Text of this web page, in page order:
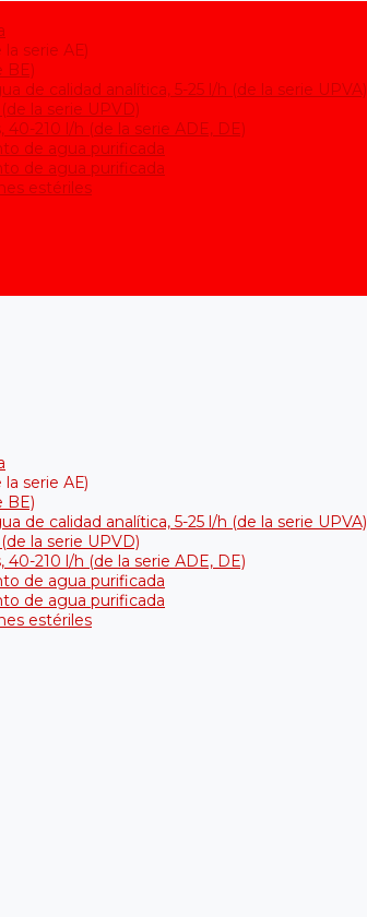
la serie АЕ)
BE)
de calidad analítica, 5-25 l/h (de la serie UPVA)
la serie UPVD)
210 l/h (de la serie АDE, DE)
de agua purificada
de agua purificada
estériles
la serie АЕ)
BE)
de calidad analítica, 5-25 l/h (de la serie UPVA)
la serie UPVD)
210 l/h (de la serie АDE, DE)
de agua purificada
de agua purificada
estériles